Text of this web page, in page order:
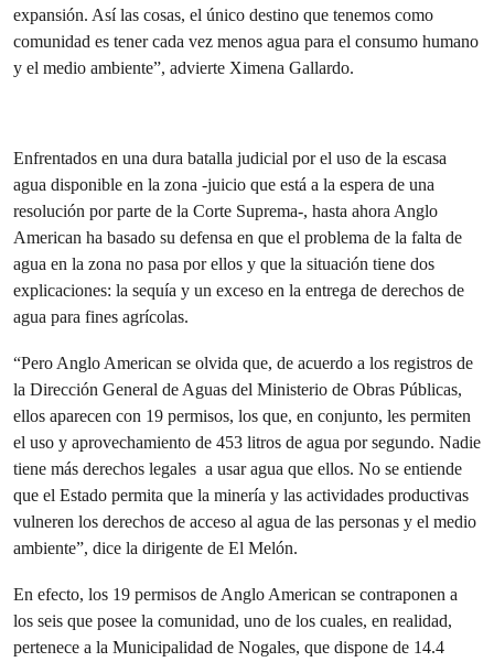
expansión. Así las cosas, el único destino que tenemos como
comunidad es tener cada vez menos agua para el consumo humano
y el medio ambiente”, advierte Ximena Gallardo.
Enfrentados en una dura batalla judicial por el uso de la escasa
agua disponible en la zona -juicio que está a la espera de una
resolución por parte de la Corte Suprema-, hasta ahora Anglo
American ha basado su defensa en que el problema de la falta de
agua en la zona no pasa por ellos y que la situación tiene dos
explicaciones: la sequía y un exceso en la entrega de derechos de
agua para fines agrícolas.
“Pero Anglo American se olvida que, de acuerdo a los registros de
la Dirección General de Aguas del Ministerio de Obras Públicas,
ellos aparecen con 19 permisos, los que, en conjunto, les permiten
el uso y aprovechamiento de 453 litros de agua por segundo. Nadie
tiene más derechos legales a usar agua que ellos. No se entiende
que el Estado permita que la minería y las actividades productivas
vulneren los derechos de acceso al agua de las personas y el medio
ambiente”, dice la dirigente de El Melón.
En efecto, los 19 permisos de Anglo American se contraponen a
los seis que posee la comunidad, uno de los cuales, en realidad,
pertenece a la Municipalidad de Nogales, que dispone de 14.4